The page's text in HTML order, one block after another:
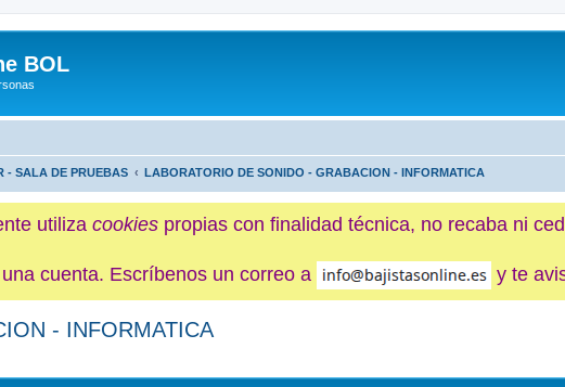
BOL
- SALA DE PRUEBAS LABORATORIO DE SONIDO - GRABACION - INFORMATICA
utiliza cookies propias con finalidad técnica, no recaba ni
cuenta. Escríbenos un correo a
y te
- INFORMATICA